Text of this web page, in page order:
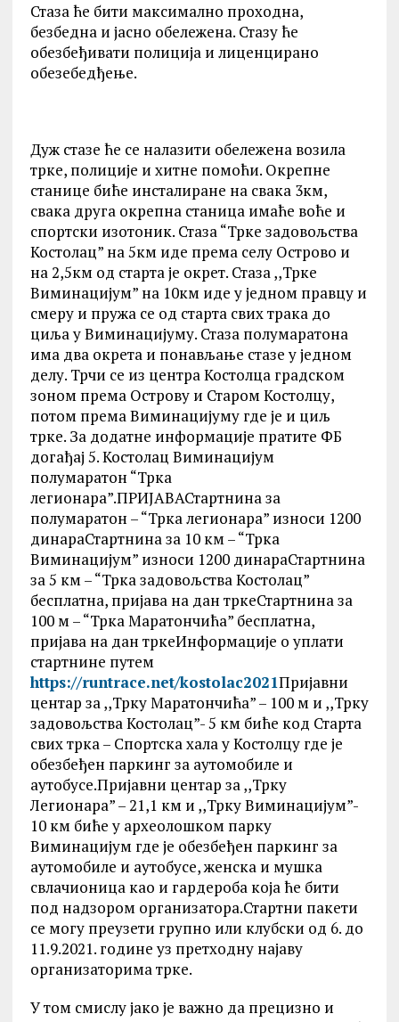
Стаза ће бити максимално проходна,
безбедна и јасно обележена. Стазу ће
обезбеђивати полиција и лиценцирано
обезебедђење.
Дуж стазе ће се налазити обележена возила
трке, полиције и хитне помоћи. Окрепне
станице биће инсталиране на свака 3км,
свака друга окрепна станица имаће воће и
спортски изотоник. Стаза “Трке задовољства
Костолац” на 5км иде према селу Острово и
на 2,5км од старта је окрет. Стаза ,,Трке
Виминацијум” на 10км иде у једном правцу и
смеру и пружа се од старта свих трака до
циља у Виминацијуму. Стаза полумаратона
има два окрета и понављање стазе у једном
делу. Трчи се из центра Костолца градском
зоном према Острову и Старом Костолцу,
потом према Виминацијуму где је и циљ
трке. За додатне информације пратите ФБ
догађај 5. Костолац Виминацијум
полумаратон “Трка
легионара”.ПРИЈАВАСтартнина за
полумаратон – “Трка легионара” износи 1200
динараСтартнина за 10 км – “Трка
Виминацијум” износи 1200 динараСтартнина
за 5 км – “Трка задовољства Костолац”
бесплатна, пријава на дан тркеСтартнина за
100 м – “Трка Маратончића” бесплатна,
пријава на дан тркеИнформације о уплати
стартнине путем
https://runtrace.net/kostolac2021Пријавни
центар за ,,Трку Маратончића” – 100 м и ,,Трку
задовољства Костолац”- 5 км биће код Старта
свих трка – Спортска хала у Костолцу где је
обезбеђен паркинг за аутомобиле и
аутобусе.Пријавни центар за ,,Трку
Легионара” – 21,1 км и ,,Трку Виминацијум”-
10 км биће у археолошком парку
Виминацијум где је обезбеђен паркинг за
аутомобиле и аутобусе, женска и мушка
свлачионица као и гардероба која ће бити
под надзором организатора.Стартни пакети
се могу преузети групно или клубски од 6. до
11.9.2021. године уз претходну најаву
организаторима трке.
У том смислу јако је важно да прецизно и